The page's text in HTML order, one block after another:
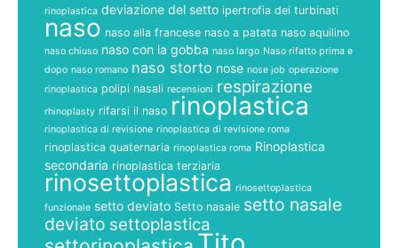
rinoplastica deviazione del setto ipertrofia dei turbinati
naso naso alla francese naso a patata naso aquilino
naso chiuso naso con la gobba naso largo Naso rifatto prima e
dopo naso romano naso storto nose nose job operazione
rinoplastica polipi nasali recensioni respirazione
rhinoplasty rifarsi il naso rinoplastica
rinoplastica di revisione rinoplastica di revisione roma
rinoplastica quaternaria rinoplastica roma Rinoplastica
secondaria rinoplastica terziaria
rinosettoplastica rinosettoplastica
funzionale setto deviato Setto nasale setto nasale
deviato settoplastica